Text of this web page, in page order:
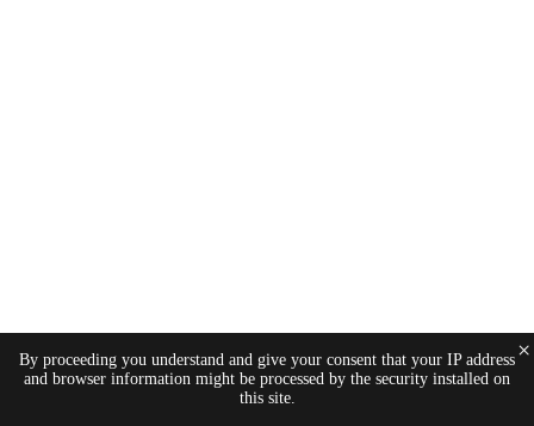
By proceeding you understand and give your consent that your IP address
and browser information might be processed by the security installed on
this site.
×